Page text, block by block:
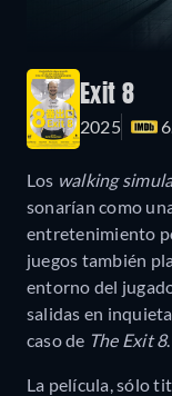
Exit 8
2025
Los walking
sonarían como
entretenimiento
juegos también
entorno del
salidas en
caso de The Exit 8.
La película, sólo